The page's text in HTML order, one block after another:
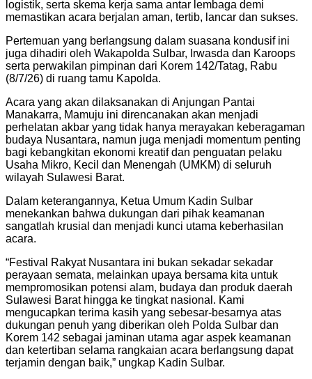
logistik, serta skema kerja sama antar lembaga demi
memastikan acara berjalan aman, tertib, lancar dan sukses.
Pertemuan yang berlangsung dalam suasana kondusif ini
juga dihadiri oleh Wakapolda Sulbar, Irwasda dan Karoops
serta perwakilan pimpinan dari Korem 142/Tatag, Rabu
(8/7/26) di ruang tamu Kapolda.
Acara yang akan dilaksanakan di Anjungan Pantai
Manakarra, Mamuju ini direncanakan akan menjadi
perhelatan akbar yang tidak hanya merayakan keberagaman
budaya Nusantara, namun juga menjadi momentum penting
bagi kebangkitan ekonomi kreatif dan penguatan pelaku
Usaha Mikro, Kecil dan Menengah (UMKM) di seluruh
wilayah Sulawesi Barat.
Dalam keterangannya, Ketua Umum Kadin Sulbar
menekankan bahwa dukungan dari pihak keamanan
sangatlah krusial dan menjadi kunci utama keberhasilan
acara.
“Festival Rakyat Nusantara ini bukan sekadar sekadar
perayaan semata, melainkan upaya bersama kita untuk
mempromosikan potensi alam, budaya dan produk daerah
Sulawesi Barat hingga ke tingkat nasional. Kami
mengucapkan terima kasih yang sebesar-besarnya atas
dukungan penuh yang diberikan oleh Polda Sulbar dan
Korem 142 sebagai jaminan utama agar aspek keamanan
dan ketertiban selama rangkaian acara berlangsung dapat
terjamin dengan baik,” ungkap Kadin Sulbar.